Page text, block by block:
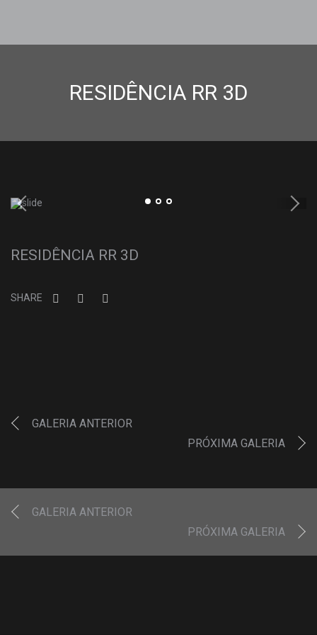
RESIDÊNCIA RR 3D
RESIDÊNCIA RR 3D
SHARE
GALERIA ANTERIOR
PRÓXIMA GALERIA
GALERIA ANTERIOR
PRÓXIMA GALERIA